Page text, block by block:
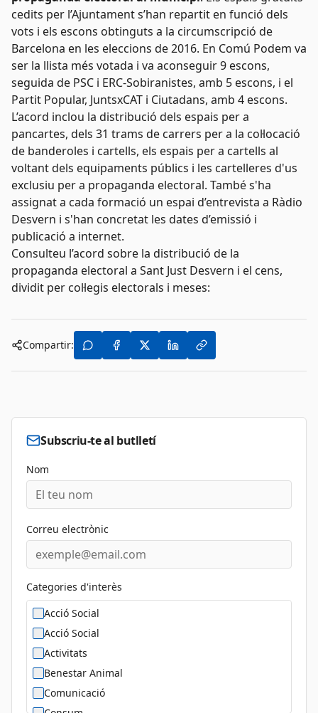
cedits per l’Ajuntament s’han repartit en funció dels
vots i els escons obtinguts a la circumscripció de
Barcelona en les eleccions de 2016. En Comú Podem va
ser la llista més votada i va aconseguir 9 escons,
seguida de PSC i ERC-Sobiranistes, amb 5 escons, i el
Partit Popular, JuntsxCAT i Ciutadans, amb 4 escons.
L’acord inclou la distribució dels espais per a
pancartes, dels 31 trams de carrers per a la col·locació
de banderoles i cartells, els espais per a cartells al
voltant dels equipaments públics i les cartelleres d'us
exclusiu per a propaganda electoral. També s'ha
assignat a cada formació un espai d’entrevista a Ràdio
Desvern i s'han concretat les dates d’emissió i
publicació a internet.
Consulteu l’acord sobre la distribució de la
propaganda electoral a Sant Just Desvern i el cens,
dividit per col·legis electorals i meses:
Compartir:
Subscriu-te al butlletí
Nom
Correu electrònic
Categories d'interès
Acció Social
Acció Social
Activitats
Benestar Animal
Comunicació